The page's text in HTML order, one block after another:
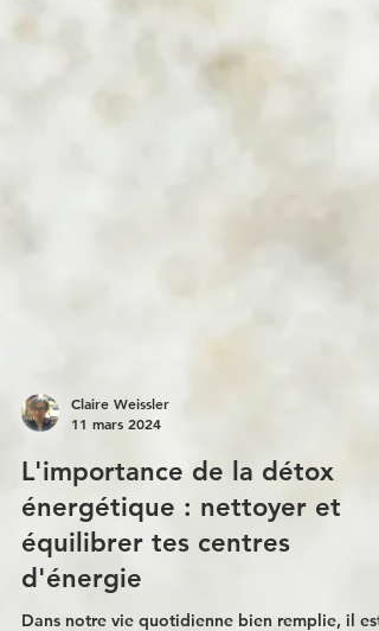
11 mars 2024
L'importance de la détox
énergétique : nettoyer et
équilibrer tes centres
d'énergie